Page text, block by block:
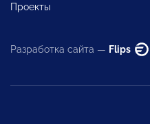
Проекты
Разработка сайта — Flips